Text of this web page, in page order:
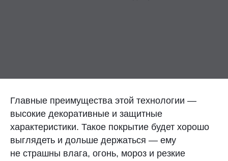
ТОЛЬЯТТИ
Главные преимущества этой технологии —
высокие декоративные и защитные
характеристики. Такое покрытие будет хорошо
выглядеть и дольше держаться — ему
не страшны влага, огонь, мороз и резкие